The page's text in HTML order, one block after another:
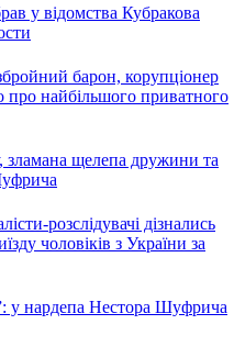
у відомства Кубракова
барон, корупціонер
про найбільшого приватного
зламана щелепа дружини та
розслідувачі дізнались
чоловіків з України за
у нардепа Нестора Шуфрича